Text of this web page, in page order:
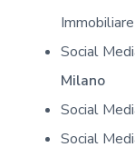
Immobiliare
Social
Milano
Social
Social